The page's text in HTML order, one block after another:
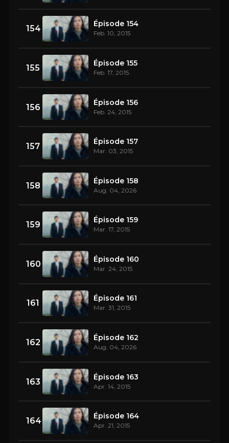
154 Épisode 154
Feb. 10, 2015
155 Épisode 155
Feb. 17, 2015
156 Épisode 156
Feb. 24, 2015
157 Épisode 157
Mar. 03, 2015
158 Épisode 158
Aug. 04, 2026
159 Épisode 159
Mar. 17, 2015
160 Épisode 160
Mar. 24, 2015
161 Épisode 161
Mar. 31, 2015
162 Épisode 162
Aug. 04, 2026
163 Épisode 163
Apr. 14, 2015
164 Épisode 164
Apr. 21, 2015